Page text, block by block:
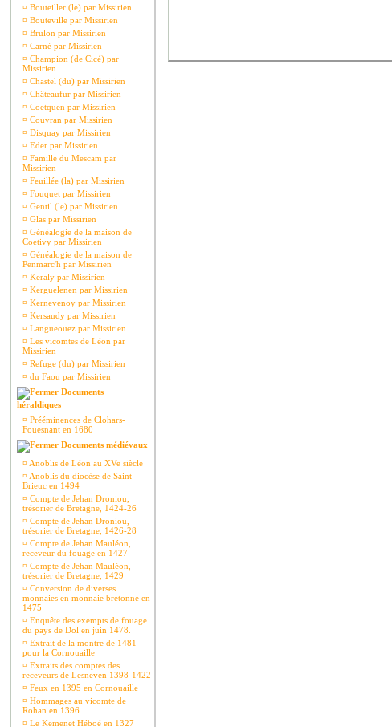
¤ Bouteiller (le) par Missirien
¤ Bouteville par Missirien
¤ Brulon par Missirien
¤ Carné par Missirien
¤ Champion (de Cicé) par
Missirien
¤ Chastel (du) par Missirien
¤ Châteaufur par Missirien
¤ Coetquen par Missirien
¤ Couvran par Missirien
¤ Disquay par Missirien
¤ Eder par Missirien
¤ Famille du Mescam par
Missirien
¤ Feuillée (la) par Missirien
¤ Fouquet par Missirien
¤ Gentil (le) par Missirien
¤ Glas par Missirien
¤ Généalogie de la maison de
Coetivy par Missirien
¤ Généalogie de la maison de
Penmarc'h par Missirien
¤ Keraly par Missirien
¤ Kerguelenen par Missirien
¤ Kernevenoy par Missirien
¤ Kersaudy par Missirien
¤ Langueouez par Missirien
¤ Les vicomtes de Léon par
Missirien
¤ Refuge (du) par Missirien
¤ du Faou par Missirien
Documents
héraldiques
¤ Prééminences de Clohars-
Fouesnant en 1680
Documents médiévaux
¤ Anoblis de Léon au XVe siècle
¤ Anoblis du diocèse de Saint-
Brieuc en 1494
¤ Compte de Jehan Droniou,
trésorier de Bretagne, 1424-26
¤ Compte de Jehan Droniou,
trésorier de Bretagne, 1426-28
¤ Compte de Jehan Mauléon,
receveur du fouage en 1427
¤ Compte de Jehan Mauléon,
trésorier de Bretagne, 1429
¤ Conversion de diverses
monnaies en monnaie bretonne en
1475
¤ Enquête des exempts de fouage
du pays de Dol en juin 1478.
¤ Extrait de la montre de 1481
pour la Cornouaille
¤ Extraits des comptes des
receveurs de Lesneven 1398-1422
¤ Feux en 1395 en Cornouaille
¤ Hommages au vicomte de
Rohan en 1396
¤ Le Kemenet Héboé en 1327